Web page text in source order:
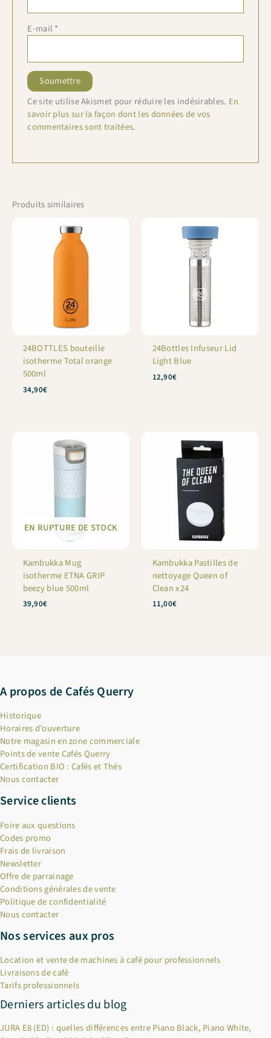
E-mail *
Ce site utilise Akismet pour réduire les indésirables. En
savoir plus sur la façon dont les données de vos
commentaires sont traitées.
Produits similaires
24BOTTLES bouteille
isotherme Total orange
500ml
34,90€
24Bottles Infuseur Lid
Light Blue
12,90€
EN RUPTURE DE STOCK
Kambukka Mug
isotherme ETNA GRIP
beezy blue 500ml
39,90€
Kambukka Pastilles de
nettoyage Queen of
Clean x24
11,00€
A propos de Cafés Querry
Historique
Horaires d’ouverture
Notre magasin en zone commerciale
Points de vente Cafés Querry
Certification BIO : Cafés et Thés
Nous contacter
Service clients
Foire aux questions
Codes promo
Frais de livraison
Newsletter
Offre de parrainage
Conditions générales de vente
Politique de confidentialité
Nous contacter
Nos services aux pros
Location et vente de machines à café pour professionnels
Livraisons de café
Tarifs professionnels
Derniers articles du blog
JURA E8 (ED) : quelles différences entre Piano Black, Piano White,